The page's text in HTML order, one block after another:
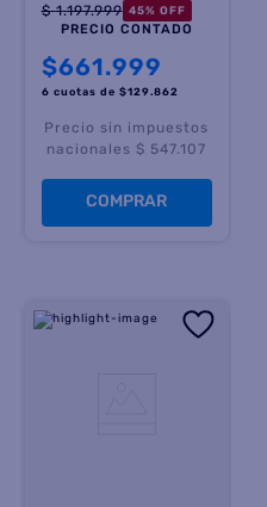
$ 1.197.999 45% OFF
PRECIO CONTADO
$661.999
6 cuotas de $129.862
Precio sin impuestos
nacionales $ 547.107
COMPRAR